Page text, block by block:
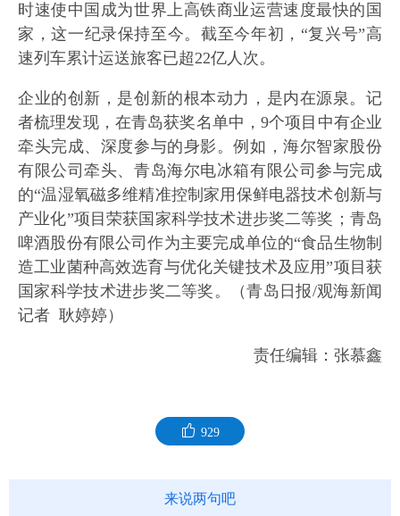
时速使中国成为世界上高铁商业运营速度最快的国
家，这一纪录保持至今。截至今年初，“复兴号”高
速列车累计运送旅客已超22亿人次。
企业的创新，是创新的根本动力，是内在源泉。记
者梳理发现，在青岛获奖名单中，9个项目中有企业
牵头完成、深度参与的身影。例如，海尔智家股份
有限公司牵头、青岛海尔电冰箱有限公司参与完成
的“温湿氧磁多维精准控制家用保鲜电器技术创新与
产业化”项目荣获国家科学技术进步奖二等奖；青岛
啤酒股份有限公司作为主要完成单位的“食品生物制
造工业菌种高效选育与优化关键技术及应用”项目获
国家科学技术进步奖二等奖。（青岛日报/观海新闻
记者 耿婷婷）
责任编辑：张慕鑫
929
来说两句吧